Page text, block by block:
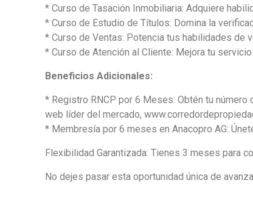
* Curso de Tasación Inmobiliaria: Adquiere
* Curso de Estudio de Títulos: Domina la
* Curso de Ventas: Potencia tus habilidades de
* Curso de Atención al Cliente: Mejora tu
Beneficios Adicionales:
* Registro RNCP por 6 Meses: Obtén tu
web líder del mercado,
* Membresía por 6 meses en Anacopro AG:
Flexibilidad Garantizada: Tienes 3 meses para
No dejes pasar esta oportunidad única de